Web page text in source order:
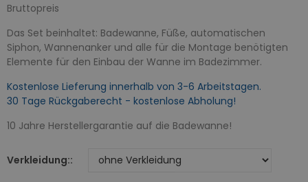
Bruttopreis
Das Set beinhaltet: Badewanne, Füße, automatischen
Siphon, Wannenanker und alle für die Montage benötigten
Elemente für den Einbau der Wanne im Badezimmer.
Kostenlose Lieferung innerhalb von 3-6 Arbeitstagen.
30 Tage Rückgaberecht - kostenlose Abholung!
10 Jahre Herstellergarantie auf die Badewanne!
Verkleidung: